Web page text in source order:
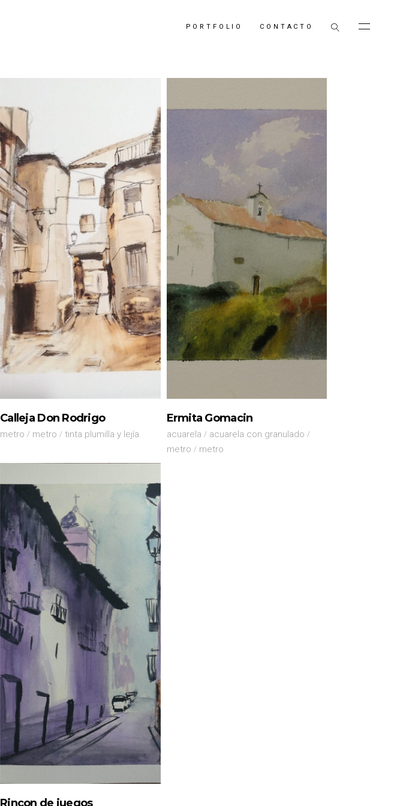
PORTFOLIO CONTACTO
Calleja Don Rodrigo
metro metro tinta plumilla y lejía
Ermita Gomacin
acuarela
acuarela con granulado
metro
metro
Rincon de juegos